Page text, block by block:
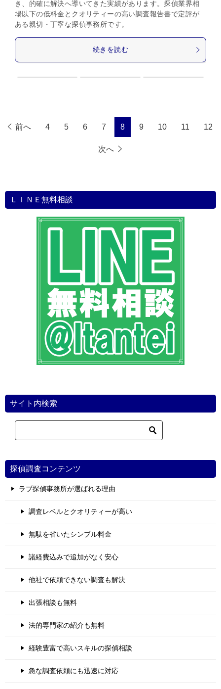
き、的確に解決へ導いてきた実績があります。探偵業界相
場以下の低料金とクオリティーの高い調査報告書で定評が
ある親切・丁寧な探偵事務所です。
続きを読む
前へ 4 5 6 7 8 9 10 11 12
次へ
ＬＩＮＥ無料相談
サイト内検索
探偵調査コンテンツ
ラブ探偵事務所が選ばれる理由
調査レベルとクオリティーが高い
無駄を省いたシンプル料金
諸経費込みで追加がなく安心
他社で依頼できない調査も解決
出張相談も無料
法的専門家の紹介も無料
経験豊富で高いスキルの探偵相談
急な調査依頼にも迅速に対応